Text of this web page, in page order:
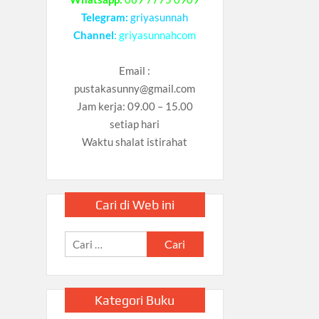
Telegram:griyasunnah
Channel:griyasunnahcom
Email :
pustakasunny@gmail.com
Jam kerja: 09.00 – 15.00
setiap hari
Waktu shalat istirahat
Cari di Web ini
Cari
untuk:
Kategori Buku